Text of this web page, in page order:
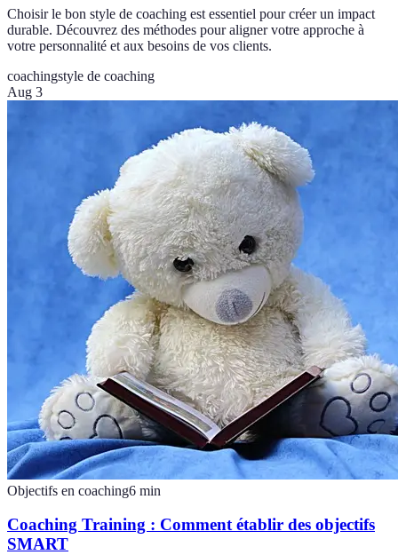
Choisir le bon style de coaching est essentiel pour créer un impact
durable. Découvrez des méthodes pour aligner votre approche à
votre personnalité et aux besoins de vos clients.
coachingstyle de coaching
Aug 3
Objectifs en coaching6 min
Coaching Training : Comment établir des objectifs
SMART